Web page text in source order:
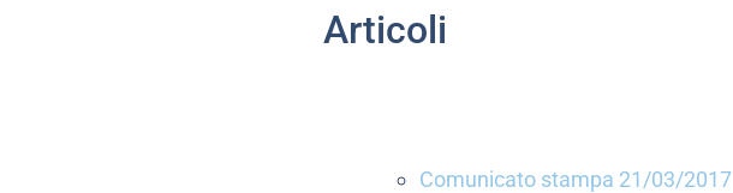
Articoli
Comunicato stampa 21/03/2017